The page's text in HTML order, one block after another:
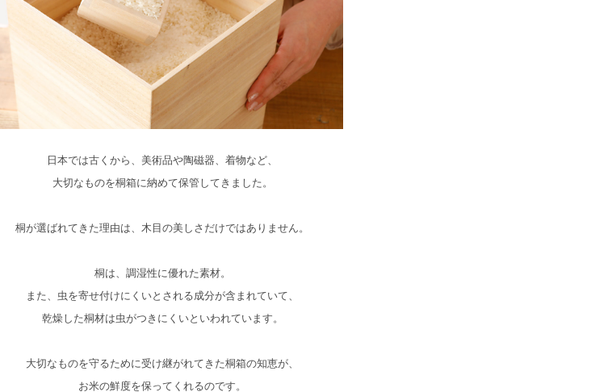
日本では古くから、美術品や陶磁器、着物など、
大切なものを桐箱に納めて保管してきました。
桐が選ばれてきた理由は、木目の美しさだけではありません。
桐は、調湿性に優れた素材。
また、虫を寄せ付けにくいとされる成分が含まれていて、
乾燥した桐材は虫がつきにくいといわれています。
大切なものを守るために受け継がれてきた桐箱の知恵が、
お米の鮮度を保ってくれるのです。